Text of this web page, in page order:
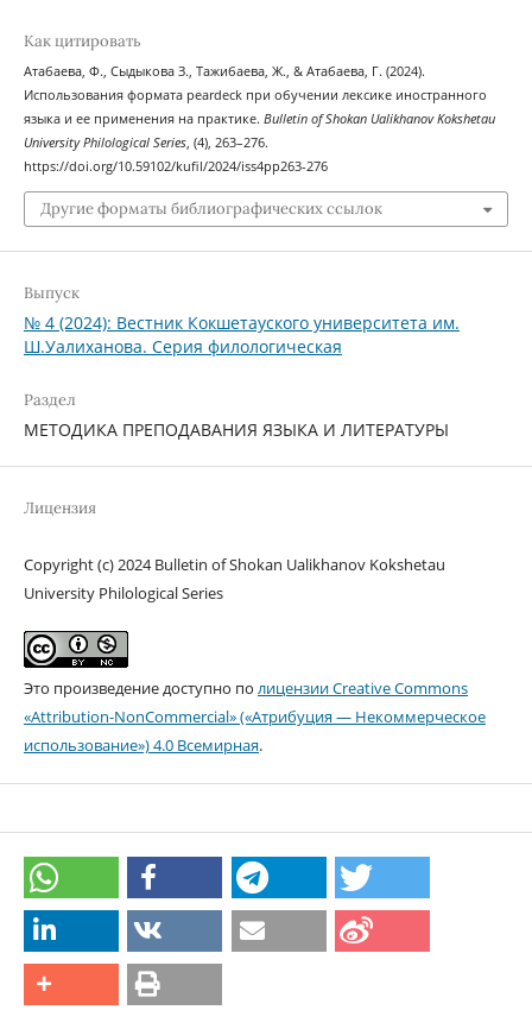
Как цитировать
Атабаева, Ф., Cыдыкова З., Тажибаева, Ж., & Атабаева, Г. (2024).
Использования формата peardeck при обучении лексике иностранного
языка и ее применения на практике. Bulletin of Shokan Ualikhanov Kokshetau
University Philological Series, (4), 263–276.
https://doi.org/10.59102/kufil/2024/iss4pp263-276
Другие форматы библиографических ссылок
Выпуск
№ 4 (2024): Вестник Кокшетауского университета им.
Ш.Уалиханова. Серия филологическая
Раздел
МЕТОДИКА ПРЕПОДАВАНИЯ ЯЗЫКА И ЛИТЕРАТУРЫ
Лицензия
Copyright (c) 2024 Bulletin of Shokan Ualikhanov Kokshetau
University Philological Series
Это произведение доступно по лицензии Creative Commons
«Attribution-NonCommercial» («Атрибуция — Некоммерческое
использование») 4.0 Всемирная.